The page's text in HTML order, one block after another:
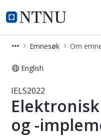
NTNU Hjemmeside
Studier
Emnesøk Om
English
Emne -
IELS2022
og -